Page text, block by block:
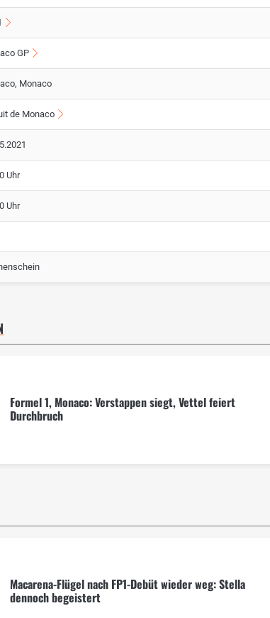
GP
Monaco
de Monaco
Uhr
Uhr
Formel 1, Monaco: Verstappen siegt, Vettel feiert
Durchbruch
Macarena-Flügel nach FP1-Debüt wieder weg: Stella
dennoch begeistert